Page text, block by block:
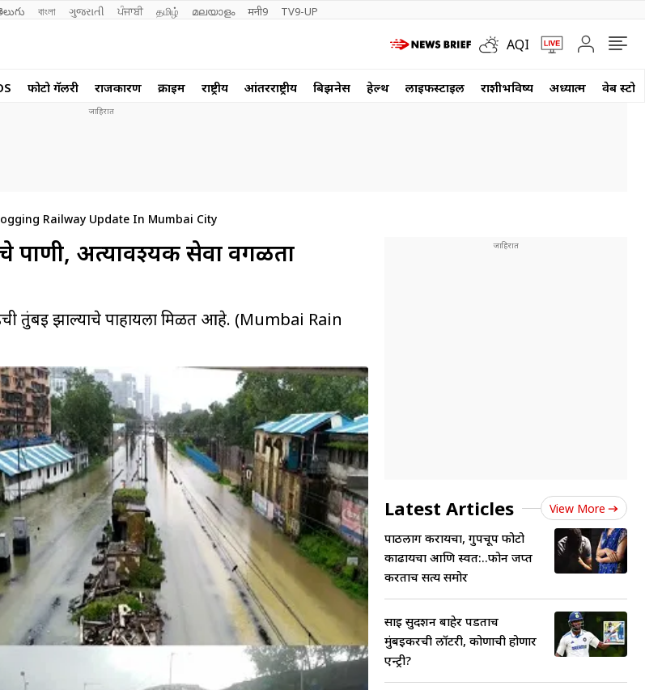
বাংলা ગુજરાતી ਪੰਜਾਬੀ தமிழ் മലയാളം मनी9 TV9-UP
AQI
फोटो गॅलरी राजकारण क्राईम राष्ट्रीय आंतरराष्ट्रीय बिझनेस हेल्थ लाईफस्टाईल राशीभविष्य अध्यात्म वेब
Railway Update In Mumbai City
पाणी, अत्यावश्यक सेवा वगळता
तुंबई झाल्याचे पाहायला मिळत आहे. (Mumbai Rain
Latest Articles View More
पाठलाग करायचा, गुपचूप फोटो
काढायचा आणि स्वत:..फोन जप्त
करताच सत्य समोर
साई सुदर्शन बाहेर पडताच
मुंबईकरची लॉटरी, कोणाची होणार
एन्ट्री?